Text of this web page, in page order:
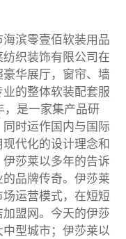
滨零壹佰软装用品
织装饰有限公司在
华展厅，窗帘、墙
的整体软装配套服
，是一家集产品研
时运作国内与国际
代化的设计理念和
莎莱以多年的告诉
品牌传奇。伊莎莱
运营模式，在短短
盟网。今天的伊莎
型城市；伊莎莱以